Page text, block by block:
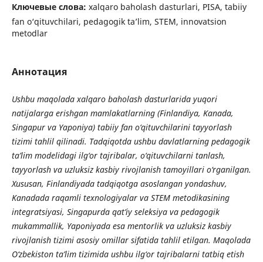
Ключевые слова: xalqaro baholash dasturlari, PISA, tabiiy
fan o‘qituvchilari, pedagogik ta’lim, STEM, innovatsion
metodlar
Аннотация
Ushbu maqolada xalqaro baholash dasturlarida yuqori
natijalarga erishgan mamlakatlarning (Finlandiya, Kanada,
Singapur va Yaponiya) tabiiy fan o‘qituvchilarini tayyorlash
tizimi tahlil qilinadi. Tadqiqotda ushbu davlatlarning pedagogik
ta’lim modelidagi ilg‘or tajribalar, o‘qituvchilarni tanlash,
tayyorlash va uzluksiz kasbiy rivojlanish tamoyillari o‘rganilgan.
Xususan, Finlandiyada tadqiqotga asoslangan yondashuv,
Kanadada raqamli texnologiyalar va STEM metodikasining
integratsiyasi, Singapurda qat’iy seleksiya va pedagogik
mukammallik, Yaponiyada esa mentorlik va uzluksiz kasbiy
rivojlanish tizimi asosiy omillar sifatida tahlil etilgan. Maqolada
O‘zbekiston ta’lim tizimida ushbu ilg‘or tajribalarni tatbiq etish